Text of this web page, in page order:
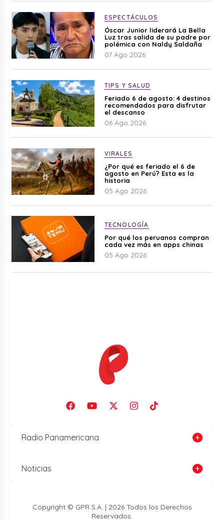
ESPECTÁCULOS
Óscar Junior liderará La Bella
Luz tras salida de su padre por
polémica con Naldy Saldaña
07 Ago 2026
TIPS Y SALUD
Feriado 6 de agosto: 4 destinos
recomendados para disfrutar
el descanso
06 Ago 2026
VIRALES
¿Por qué es feriado el 6 de
agosto en Perú? Esta es la
historia
05 Ago 2026
TECNOLOGÍA
Por qué los peruanos compran
cada vez más en apps chinas
05 Ago 2026
Radio Panamericana
Noticias
Copyright © GPR S.A. | 2026 Todos los Derechos
Reservados.